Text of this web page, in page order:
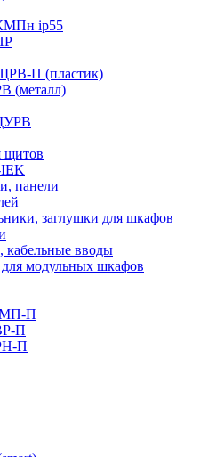
ip55
П (пластик)
(металл)
щитов
панели
заглушки для шкафов
кабельные вводы
модульных шкафов
П
П
П